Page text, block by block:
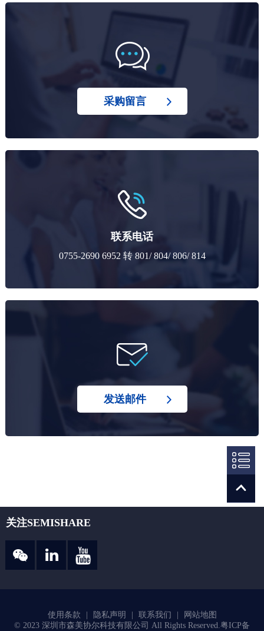
采购留言
联系电话
0755-2690 6952 转 801/ 804/ 806/ 814
发送邮件
关注SEMISHARE
使用条款 隐私声明 联系我们
网站地图
© 2023 深圳市森美协尔科技有限公司 All Rights Reserved. 粤ICP备